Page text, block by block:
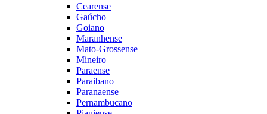
Cearense
Gaúcho
Goiano
Maranhense
Mato-Grossense
Mineiro
Paraense
Paraibano
Paranaense
Pernambucano